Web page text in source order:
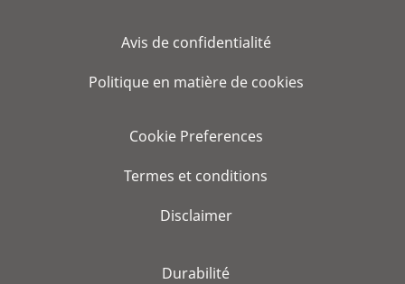
Avis de confidentialité
Politique en matière de cookies
Cookie Preferences
Termes et conditions
Disclaimer
Durabilité